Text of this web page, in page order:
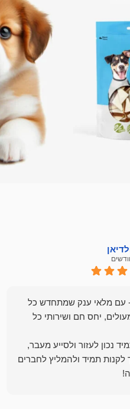
עם מלאי ענק שמתחדש כל
יחס חם ושירותי כל
נכון לעזור ולסייע מעבר,
לקנות תמיד ולהמליץ לחברים